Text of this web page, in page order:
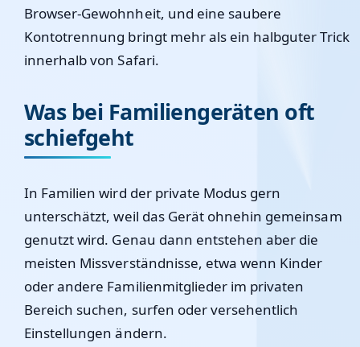
Browser-Gewohnheit, und eine saubere
Kontotrennung bringt mehr als ein halbguter Trick
innerhalb von Safari.
Was bei Familiengeräten oft
schiefgeht
In Familien wird der private Modus gern
unterschätzt, weil das Gerät ohnehin gemeinsam
genutzt wird. Genau dann entstehen aber die
meisten Missverständnisse, etwa wenn Kinder
oder andere Familienmitglieder im privaten
Bereich suchen, surfen oder versehentlich
Einstellungen ändern.